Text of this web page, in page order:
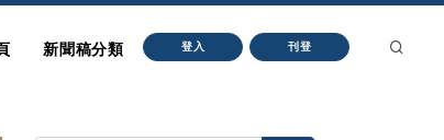
新聞稿分類 登入 刊登